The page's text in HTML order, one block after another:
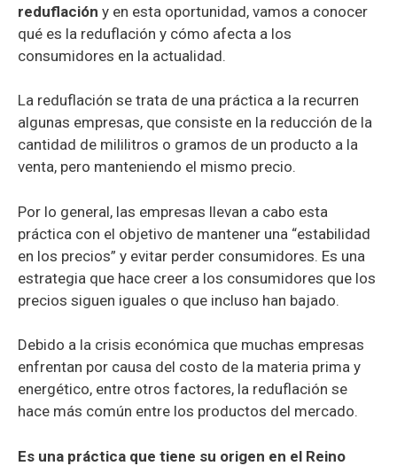
reduflación y en esta oportunidad, vamos a conocer
qué es la reduflación y cómo afecta a los
consumidores en la actualidad.
La reduflación se trata de una práctica a la recurren
algunas empresas, que consiste en la reducción de la
cantidad de mililitros o gramos de un producto a la
venta, pero manteniendo el mismo precio.
Por lo general, las empresas llevan a cabo esta
práctica con el objetivo de mantener una “estabilidad
en los precios” y evitar perder consumidores. Es una
estrategia que hace creer a los consumidores que los
precios siguen iguales o que incluso han bajado.
Debido a la crisis económica que muchas empresas
enfrentan por causa del costo de la materia prima y
energético, entre otros factores, la reduflación se
hace más común entre los productos del mercado.
Es una práctica que tiene su origen en el Reino